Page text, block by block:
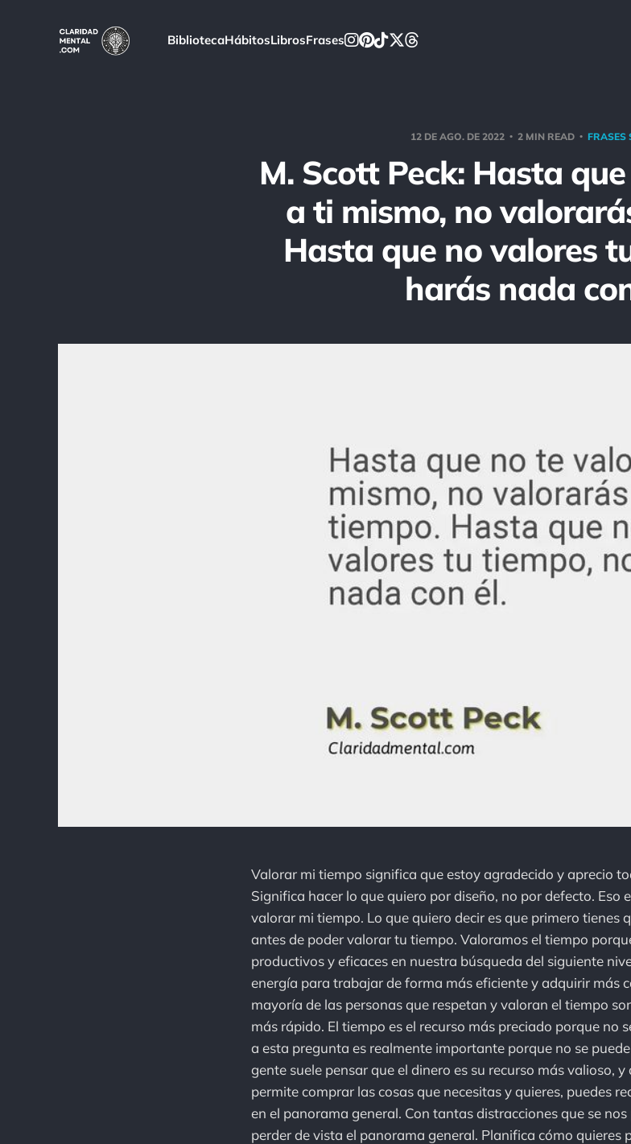
BibliotecaHábitosLibrosFrases
12 DE AGO. DE 2022 2 MIN READ FRASES
M. Scott Peck: Hasta
a ti mismo, no
Hasta que no valores
harás nada
Valorar mi tiempo significa que estoy agradecido y aprecio
Significa hacer lo que quiero por diseño, no por defecto. Eso
valorar mi tiempo. Lo que quiero decir es que primero tienes
antes de poder valorar tu tiempo. Valoramos el tiempo
productivos y eficaces en nuestra búsqueda del siguiente
energía para trabajar de forma más eficiente y adquirir más
mayoría de las personas que respetan y valoran el tiempo
más rápido. El tiempo es el recurso más preciado porque no
a esta pregunta es realmente importante porque no se
gente suele pensar que el dinero es su recurso más valioso,
permite comprar las cosas que necesitas y quieres, puedes
en el panorama general. Con tantas distracciones que se
perder de vista el panorama general. Planifica cómo quieres